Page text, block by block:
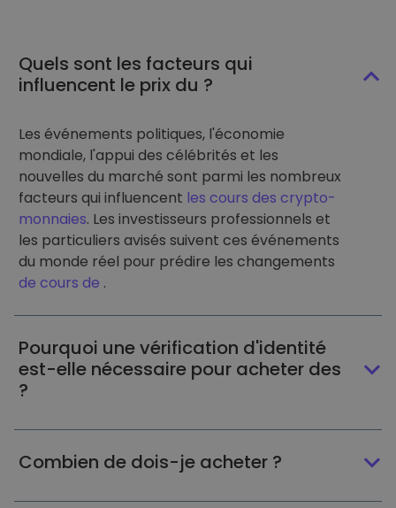
Quels sont les facteurs qui
influencent le prix du ?
Les événements politiques, l'économie
mondiale, l'appui des célébrités et les
nouvelles du marché sont parmi les nombreux
facteurs qui influencent les cours des crypto-
monnaies. Les investisseurs professionnels et
les particuliers avisés suivent ces événements
du monde réel pour prédire les changements
de cours de .
Pourquoi une vérification d'identité
est-elle nécessaire pour acheter des
?
Combien de dois-je acheter ?